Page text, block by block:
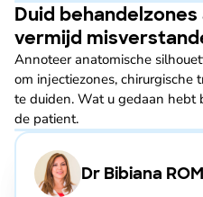
Duid
vermijd
Annoteer anatomische
om injectiezones, chirurgische
te duiden. Wat u gedaan hebt
de patient.
Dr Bibiana